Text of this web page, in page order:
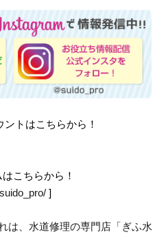
トはこちらから！
こちらから！
]
は、水道修理の専門店「ぎふ水